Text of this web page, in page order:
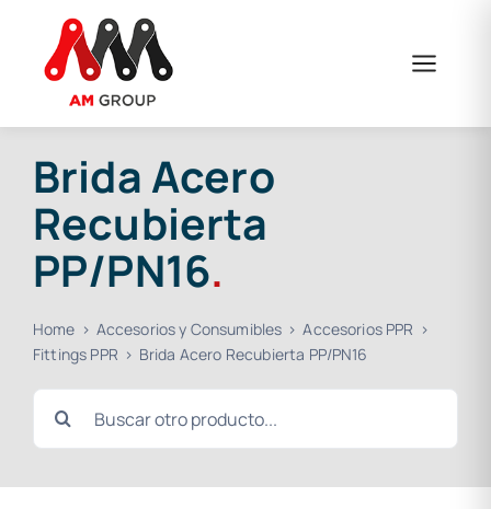
contenido
Brida Acero
Recubierta
PP/PN16.
Home Accesorios y Consumibles
Accesorios PPR
Fittings PPR
Brida Acero Recubierta PP/PN16
Buscar: